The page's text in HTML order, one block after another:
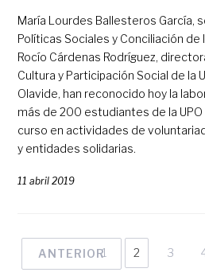
María Lourdes Ballesteros García,
Políticas Sociales y Conciliación de
Rocío Cárdenas Rodríguez,
Cultura y Participación Social de la
Olavide, han reconocido hoy la
más de 200 estudiantes de la
curso en actividades de
y entidades solidarias.
11 abril 2019
ANTERIOR
1 2 3